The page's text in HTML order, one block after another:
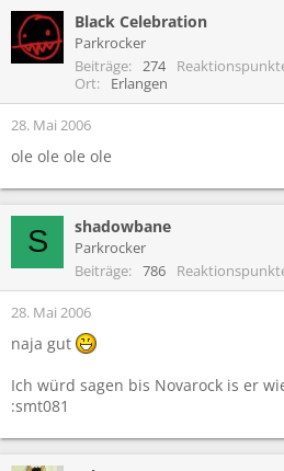
Black Celebration
Parkrocker
Beiträge
274
Ort
Erlangen
28. Mai 2006
ole ole ole ole
S shadowbane
Parkrocker
Beiträge
786
28. Mai 2006
naja gut
Ich würd sagen bis Novarock is er
:smt081